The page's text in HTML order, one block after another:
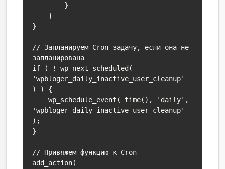
}
// Запланируем Cron задачу, если она не
запланирована
if ( ! wp_next_scheduled(
'wpbloger_daily_inactive_user_cleanup'
) ) {
    wp_schedule_event( time(), 'daily',
'wpbloger_daily_inactive_user_cleanup'
);
}
// Привяжем функцию к Cron
add_action(